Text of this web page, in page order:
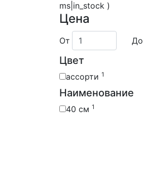
ms|in_stock )
Цена
От До
Цвет
ассорти 1
Наименование
40 см 1